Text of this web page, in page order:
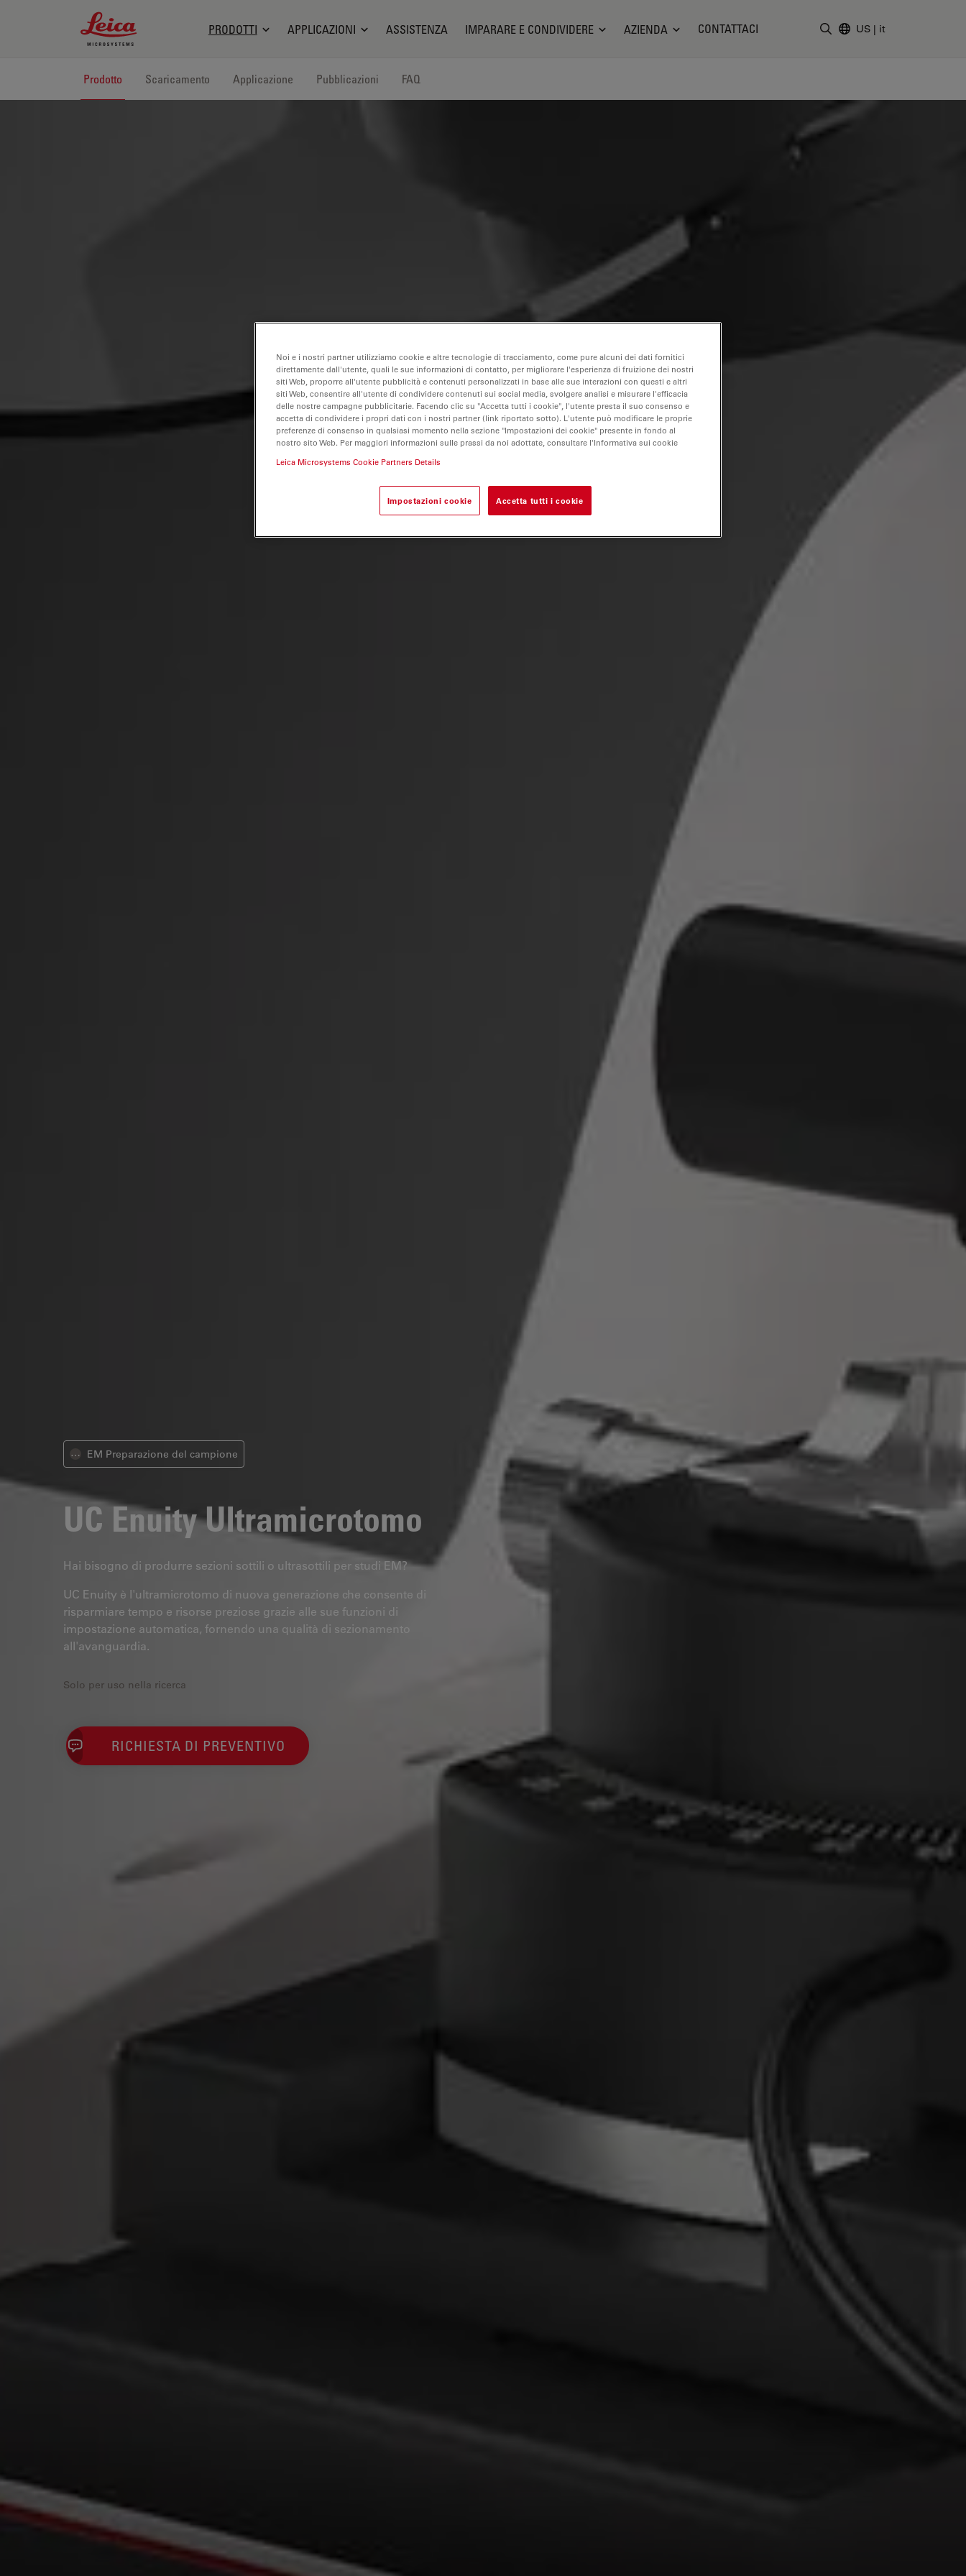
Leica Microsystems Logo
PRODOTTI APPLICAZIONI ASSISTENZA IMPARARE E CONDIVIDERE AZIENDA CONTATTACI US | it
Prodotto Scaricamento Applicazione Pubblicazioni FAQ
⋯ EM Preparazione del campione
UC EnuityUltramicrotomo
Hai bisogno di produrre sezioni sottili o ultrasottili per studi EM?
UC Enuity è l'ultramicrotomo di nuova generazione che consente di
risparmiare tempo e risorse preziose grazie alle sue funzioni di
impostazione automatica, fornendo una qualità di sezionamento
all'avanguardia.
Solo per uso nella ricerca
RICHIESTA DI PREVENTIVO
Noi e i nostri partner utilizziamo cookie e altre tecnologie di tracciamento, come pure alcuni dei dati fornitici
direttamente dall'utente, quali le sue informazioni di contatto, per migliorare l'esperienza di fruizione dei nostri
siti Web, proporre all'utente pubblicità e contenuti personalizzati in base alle sue interazioni con questi e altri
siti Web, consentire all'utente di condividere contenuti sui social media, svolgere analisi e misurare l'efficacia
delle nostre campagne pubblicitarie. Facendo clic su "Accetta tutti i cookie", l'utente presta il suo consenso e
accetta di condividere i propri dati con i nostri partner (link riportato sotto). L'utente può modificare le proprie
preferenze di consenso in qualsiasi momento nella sezione "Impostazioni dei cookie" presente in fondo al
nostro sito Web. Per maggiori informazioni sulle prassi da noi adottate, consultare l'Informativa sui cookie
Leica Microsystems Cookie Partners Details
Impostazioni cookie Accetta tutti i cookie